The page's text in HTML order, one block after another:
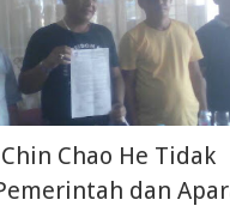
Chao He Tidak
dan